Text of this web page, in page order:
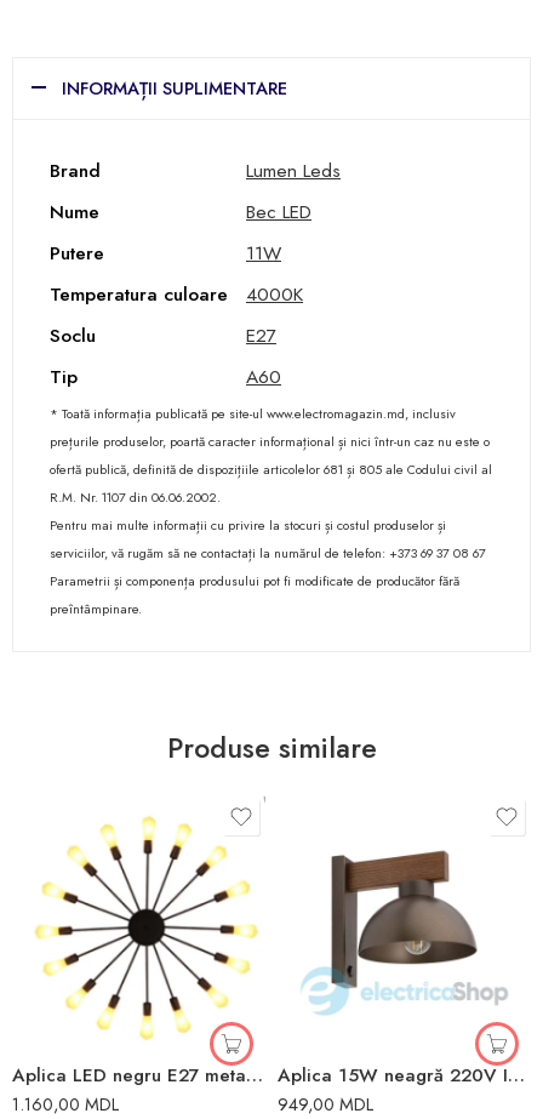
INFORMAȚII SUPLIMENTARE
Brand
Lumen Leds
Nume
Bec LED
Putere
11W
Temperatura culoare
4000K
Soclu
E27
Tip
A60
* Toată informația publicată pe site-ul www.electromagazin.md, inclusiv
prețurile produselor, poartă caracter informațional și nici într-un caz nu este o
ofertă publică, definită de dispozițiile articolelor 681 și 805 ale Codului civil al
R.M. Nr. 1107 din 06.06.2002.
Pentru mai multe informații cu privire la stocuri și costul produselor și
serviciilor, vă rugăm să ne contactați la numărul de telefon: +373 69 37 08 67
Parametrii și componența produsului pot fi modificate de producător fără
preîntâmpinare.
Produse similare
Aplica LED negru E27 metal LUMINA LED
1.160,00 MDL
Aplica 15W neagră 220V IP20 E27 TK Lighting
949,00 MDL